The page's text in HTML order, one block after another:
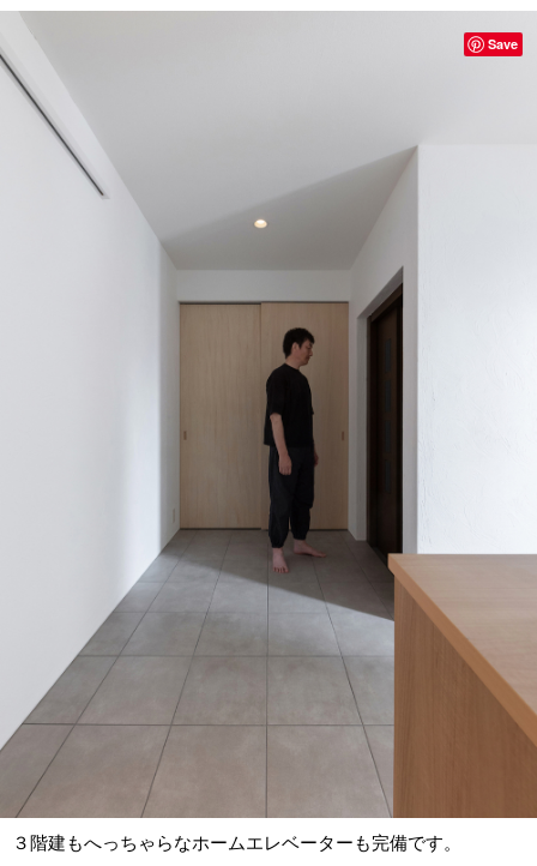
３階建もへっちゃらなホームエレベーターも完備です。
Save